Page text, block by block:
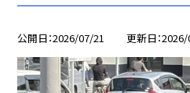
公開日 2026/07/21 更新日